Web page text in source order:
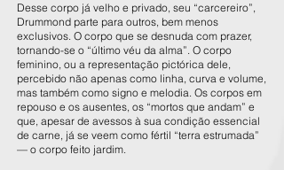
Desse corpo já velho e privado, seu “carcereiro”,
Drummond parte para outros, bem menos
exclusivos. O corpo que se desnuda com prazer,
tornando-se o “último véu da alma”. O corpo
feminino, ou a representação pictórica dele,
percebido não apenas como linha, curva e volume,
mas também como signo e melodia. Os corpos em
repouso e os ausentes, os “mortos que andam” e
que, apesar de avessos à sua condição essencial
de carne, já se veem como fértil “terra estrumada”
— o corpo feito jardim.